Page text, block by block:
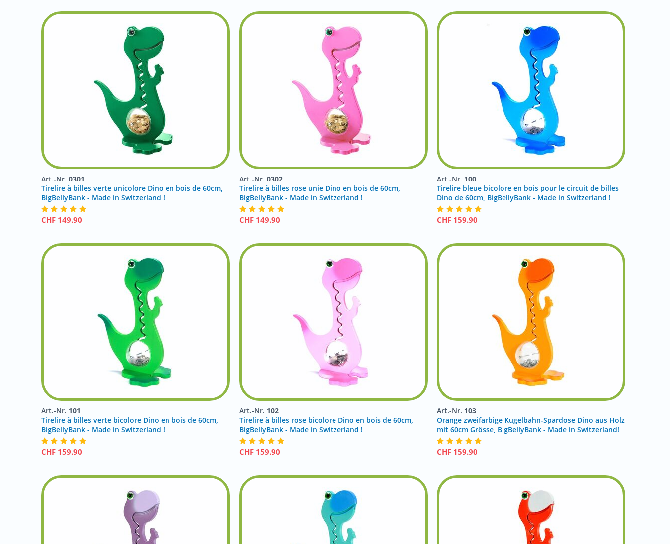
Art.-Nr. 0301
Tirelire à billes verte unicolore Dino en bois de 60cm,
BigBellyBank - Made in Switzerland !
CHF 149.90
Art.-Nr. 0302
Tirelire à billes rose unie Dino en bois de 60cm,
BigBellyBank - Made in Switzerland !
CHF 149.90
Art.-Nr. 100
Tirelire bleue bicolore en bois pour le circuit de billes
Dino de 60cm, BigBellyBank - Made in Switzerland !
CHF 159.90
Art.-Nr. 101
Tirelire à billes verte bicolore Dino en bois de 60cm,
BigBellyBank - Made in Switzerland !
CHF 159.90
Art.-Nr. 102
Tirelire à billes rose bicolore Dino en bois de 60cm,
BigBellyBank - Made in Switzerland !
CHF 159.90
Art.-Nr. 103
Orange zweifarbige Kugelbahn-Spardose Dino aus Holz
mit 60cm Grösse, BigBellyBank - Made in Switzerland!
CHF 159.90